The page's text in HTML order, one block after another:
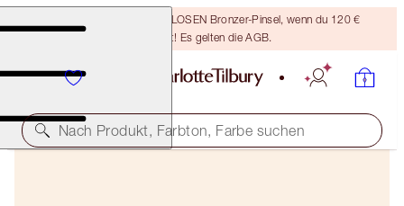
Sichere dir einen KOSTENLOSEN Bronzer-Pinsel, wenn du 120 €
ausgibst! Es gelten die AGB.
Nach Produkt, Farbton, Farbe suchen